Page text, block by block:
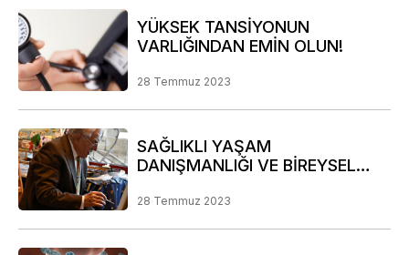
YÜKSEK TANSİYONUN
VARLIĞINDAN EMİN OLUN!
28 Temmuz 2023
SAĞLIKLI YAŞAM
DANIŞMANLIĞI VE BİREYSEL
28 Temmuz 2023